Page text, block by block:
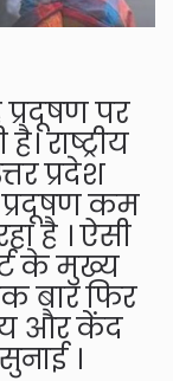
पर
राष्ट्रीय
प्रदेश
प्रदूषण कम
है । ऐसी
के मुख्य
बार फिर
और केंद
।